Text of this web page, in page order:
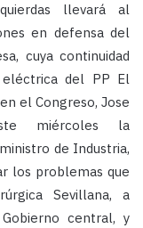
llevará al
en defensa del
cuya continuidad
del PP El
el Congreso, Jose
miércoles la
de Industria,
los problemas que
Sevillana, a
central, y